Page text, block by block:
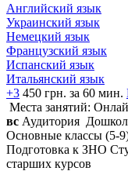
Английский язык
Украинский язык
Немецкий язык
Французский язык
Испанский язык
Итальянский язык
+3 450 грн. за 60 мин.
Места занятий:
вс Аудитория
Основные классы (5-
Подготовка к ЗНО
старших курсов